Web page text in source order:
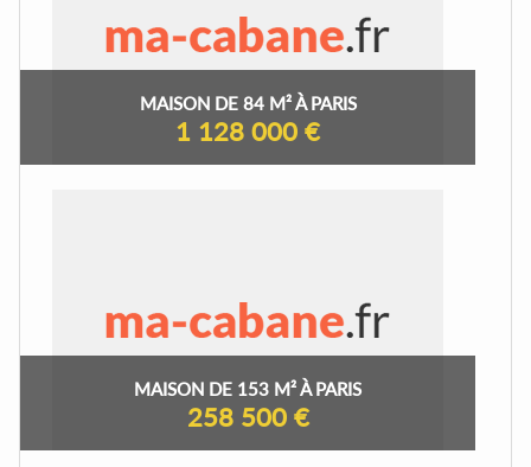
MAISON DE 84 M² À PARIS
1 128 000 €
MAISON DE 153 M² À PARIS
258 500 €